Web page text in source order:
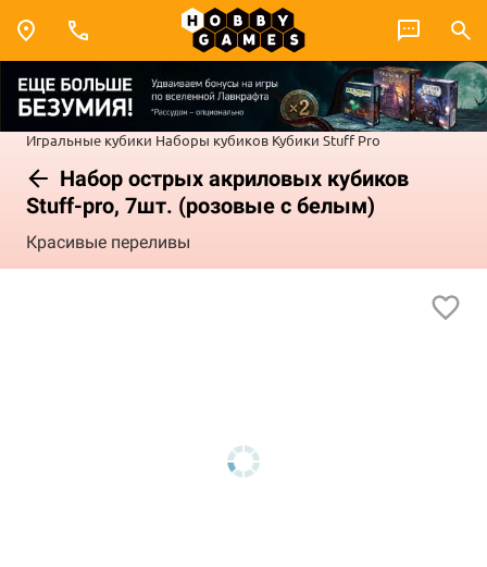
Игральные кубики Наборы кубиков Кубики Stuff Pro
Набор острых акриловых кубиков
Stuff-pro, 7шт. (розовые с белым)
Красивые переливы